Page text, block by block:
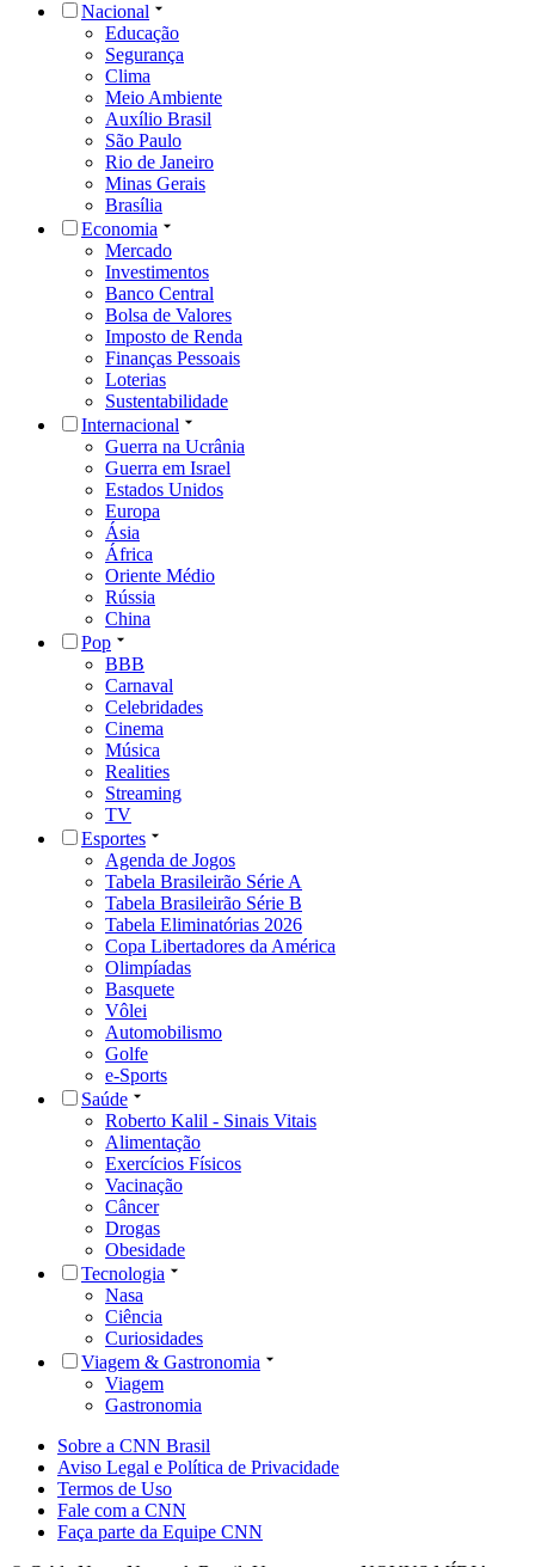
Nacional
Educação
Segurança
Clima
Meio Ambiente
Auxílio Brasil
São Paulo
Rio de Janeiro
Minas Gerais
Brasília
Economia
Mercado
Investimentos
Banco Central
Bolsa de Valores
Imposto de Renda
Finanças Pessoais
Loterias
Sustentabilidade
Internacional
Guerra na Ucrânia
Guerra em Israel
Estados Unidos
Europa
Ásia
África
Oriente Médio
Rússia
China
Pop
BBB
Carnaval
Celebridades
Cinema
Música
Realities
Streaming
TV
Esportes
Agenda de Jogos
Tabela Brasileirão Série A
Tabela Brasileirão Série B
Tabela Eliminatórias 2026
Copa Libertadores da América
Olimpíadas
Basquete
Vôlei
Automobilismo
Golfe
e-Sports
Saúde
Roberto Kalil - Sinais Vitais
Alimentação
Exercícios Físicos
Vacinação
Câncer
Drogas
Obesidade
Tecnologia
Nasa
Ciência
Curiosidades
Viagem & Gastronomia
Viagem
Gastronomia
Sobre a CNN Brasil
Aviso Legal e Política de Privacidade
Termos de Uso
Fale com a CNN
Faça parte da Equipe CNN